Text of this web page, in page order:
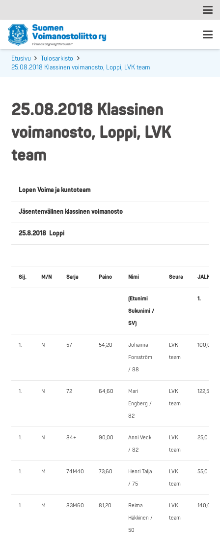
Etusivu
Tulosarkisto
25.08.2018 Klassinen voimanosto, Loppi, LVK team
25.08.2018 Klassinen
voimanosto, Loppi, LVK
team
Lopen Voima ja kuntoteam
Jäsentenvälinen klassinen voimanosto
25.8.2018 Loppi
Sij. M/N Sarja Paino Nimi Seura
(Etunimi
Sukunimi /
SV)
1.
1. N 57 54,20
Johanna
Forsström
/ 88
LVK
team
100,0
1. N 72 64,60
Mari
Engberg /
82
LVK
team
122,5
1. N 84+ 90,00
Anni Veck
/ 82
LVK
team
25,0
1. M 74M40 73,60
Henri Talja
/ 75
LVK
team
55,0
1. M 83M60 81,20
Reima
Häkkinen /
50
LVK
team
140,0